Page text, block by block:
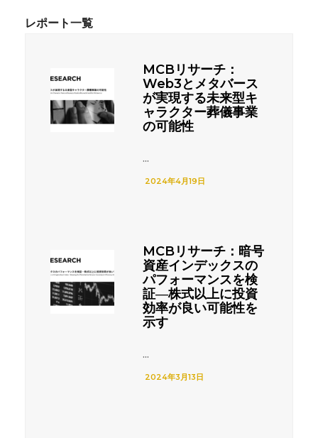
MCBリサーチ：
Web3とメタバース
が実現する未来型キ
ャラクター葬儀事業
の可能性
...
2024年4月19日
MCBリサーチ：暗号
資産インデックスの
パフォーマンスを検
証―株式以上に投資
効率が良い可能性を
示す
...
2024年3月13日